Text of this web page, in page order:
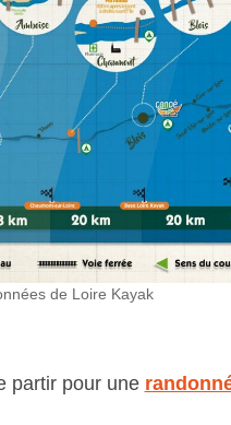
de Loire Kayak
partir pour une